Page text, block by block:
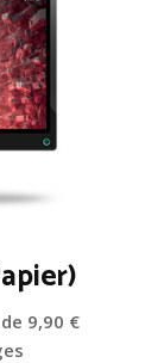
9,90 €